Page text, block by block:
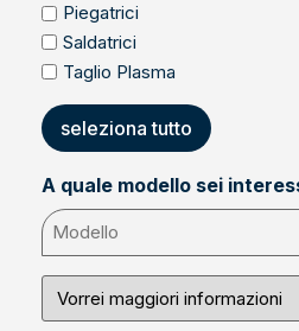
Piegatrici
Saldatrici
Taglio Plasma
seleziona tutto
A quale modello sei
Perché
ci